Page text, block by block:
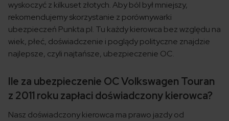
wyskoczyć z kilkuset złotych. Aby ból był mniejszy,
rekomendujemy skorzystanie z porównywarki
ubezpieczeń Punkta.pl. Tu każdy kierowca bez względu na
wiek, płeć, doświadczenie i poglądy polityczne znajdzie
najlepsze, czyli najtańsze, ubezpieczenie OC.
Ile za ubezpieczenie OC Volkswagen Touran
z 2011 roku zapłaci doświadczony kierowca?
Nasz doświadczony kierowca ma prawo jazdy od